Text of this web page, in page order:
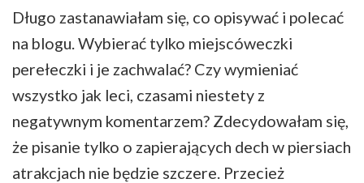
Długo zastanawiałam się, co opisywać i polecać
na blogu. Wybierać tylko miejscóweczki
perełeczki i je zachwalać? Czy wymieniać
wszystko jak leci, czasami niestety z
negatywnym komentarzem? Zdecydowałam się,
że pisanie tylko o zapierających dech w piersiach
atrakcjach nie będzie szczere. Przecież